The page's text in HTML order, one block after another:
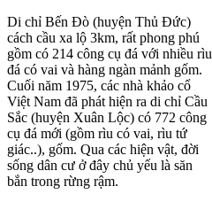
Di chỉ Bến Đò (huyện Thủ Đức)
cách cầu xa lộ 3km, rất phong phú
gồm có 214 công cụ đá với nhiều rìu
đá có vai và hàng ngàn mảnh gốm.
Cuối năm 1975, các nhà khảo cổ
Việt Nam đã phát hiện ra di chỉ Cầu
Sắc (huyện Xuân Lộc) có 772 công
cụ đá mới (gồm rìu có vai, rìu tứ
giác..), gốm. Qua các hiện vật, đời
sống dân cư ở đây chủ yếu là săn
bắn trong rừng rậm.